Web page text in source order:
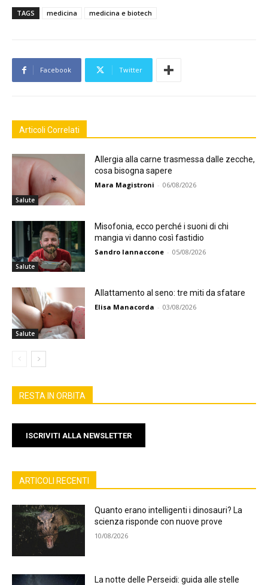
TAGS medicina medicina e biotech
Facebook Twitter
Articoli Correlati
Salute
Allergia alla carne trasmessa dalle zecche,
cosa bisogna sapere
Mara Magistroni - 06/08/2026
Salute
Misofonia, ecco perché i suoni di chi
mangia vi danno così fastidio
Sandro Iannaccone - 05/08/2026
Salute
Allattamento al seno: tre miti da sfatare
Elisa Manacorda - 03/08/2026
RESTA IN ORBITA
ISCRIVITI ALLA NEWSLETTER
ARTICOLI RECENTI
Quanto erano intelligenti i dinosauri? La
scienza risponde con nuove prove
10/08/2026
La notte delle Perseidi: guida alle stelle